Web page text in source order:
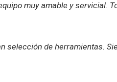
muy amable y servicial.
selección de herramientas.